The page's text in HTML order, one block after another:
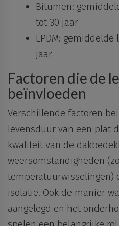
Bitumen:
tot 30 jaar
EPDM:
jaar
Factoren die de
beïnvloeden
Verschillende factoren
levensduur van een plat
kwaliteit van de
weersomstandigheden
temperatuurwisselingen)
isolatie. Ook de manier
aangelegd en het